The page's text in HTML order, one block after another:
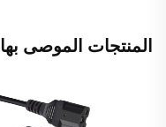
المنتجات الموصى بها